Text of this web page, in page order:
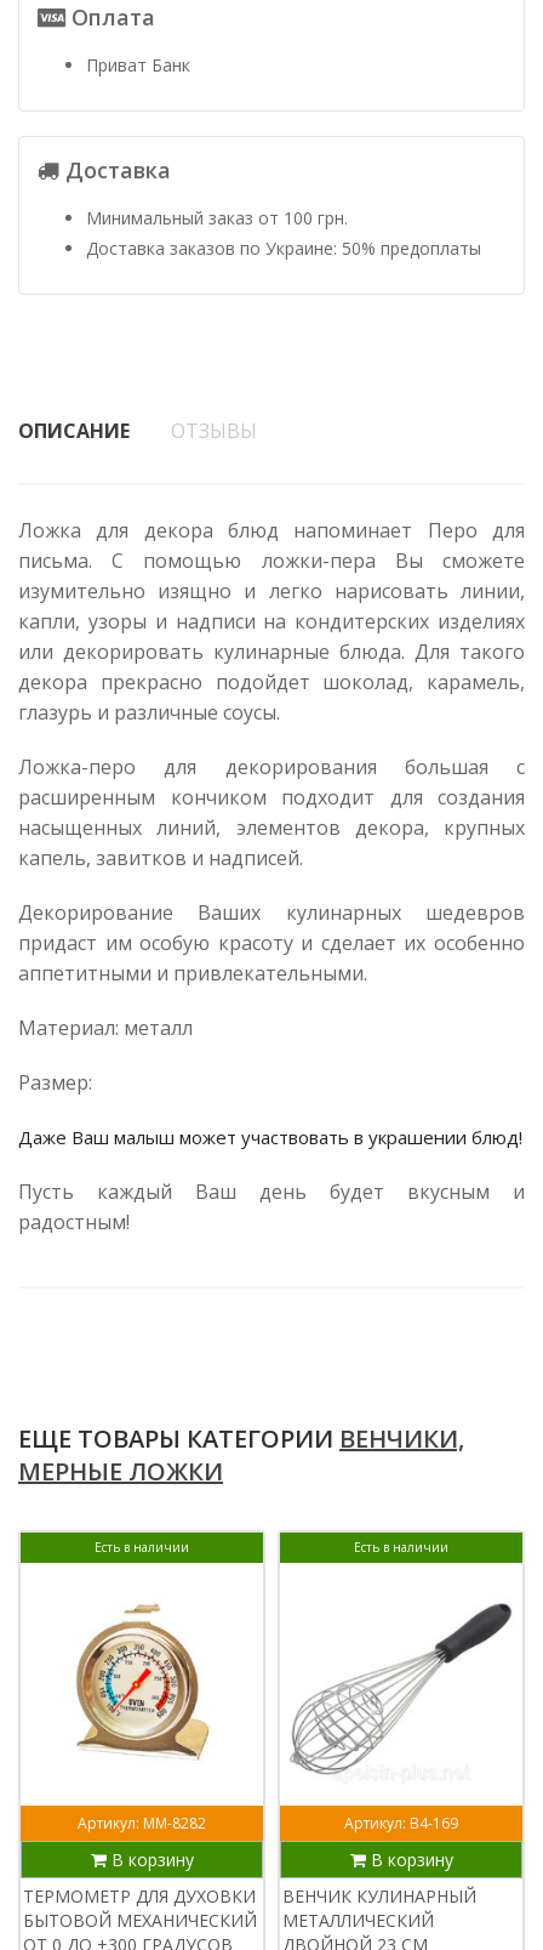
Оплата
Приват Банк
Доставка
Минимальный заказ от 100 грн.
Доставка заказов по Украине: 50% предоплаты
ОПИСАНИЕ ОТЗЫВЫ
Ложка для декора блюд напоминает Перо для
письма. С помощью ложки-пера Вы сможете
изумительно изящно и легко нарисовать линии,
капли, узоры и надписи на кондитерских изделиях
или декорировать кулинарные блюда. Для такого
декора прекрасно подойдет шоколад, карамель,
глазурь и различные соусы.
Ложка-перо для декорирования большая с
расширенным кончиком подходит для создания
насыщенных линий, элементов декора, крупных
капель, завитков и надписей.
Декорирование Ваших кулинарных шедевров
придаст им особую красоту и сделает их особенно
аппетитными и привлекательными.
Материал: металл
Размер:
Даже Ваш малыш может участвовать в украшении блюд!
Пусть каждый Ваш день будет вкусным и
радостным!
ЕЩЕ ТОВАРЫ КАТЕГОРИИ ВЕНЧИКИ,
МЕРНЫЕ ЛОЖКИ
Есть в наличии
Артикул: ММ-8282
В корзину
ТЕРМОМЕТР ДЛЯ ДУХОВКИ
БЫТОВОЙ МЕХАНИЧЕСКИЙ
ОТ 0 ДО +300 ГРАДУСОВ
Есть в наличии
Артикул: В4-169
В корзину
ВЕНЧИК КУЛИНАРНЫЙ
МЕТАЛЛИЧЕСКИЙ
ДВОЙНОЙ 23 СМ